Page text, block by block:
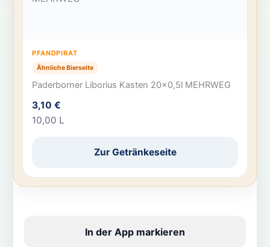
PFANDPIRAT
Ähnliche Bierseite
Paderborner Liborius Kasten 20×0,5l MEHRWEG
3,10 €
10,00 L
Zur Getränkeseite
In der App markieren